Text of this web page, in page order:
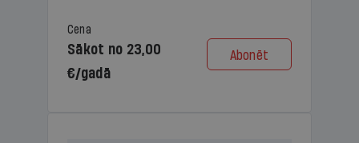
Cena
Sākot no 23,00
€/gadā
Abonēt